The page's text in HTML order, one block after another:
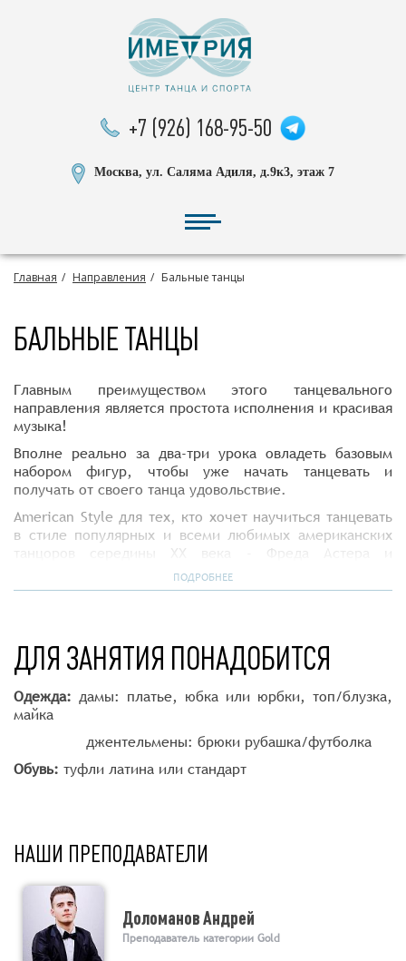
+7 (926) 168-95-50
Москва, ул. Саляма Адиля, д.9к3, этаж 7
Главная Направления Бальные танцы
БАЛЬНЫЕ ТАНЦЫ
Главным преимуществом этого танцевального
направления является простота исполнения и красивая
музыка!
Вполне реально за два-три урока овладеть базовым
набором фигур, чтобы уже начать танцевать и
получать от своего танца удовольствие.
American Style для тех, кто хочет научиться танцевать
в стиле популярных и всеми любимых американских
танцоров середины ХХ века - Фреда Астера и
Джинджер Роджерс для тех, кто не мыслит себя без
звуков фокстрота, вальса, свинга, танго и ча-ча-ча.
Кубков и Чемпионатов по American Smooth
(Американский смус) в категории «профессионалы».
⠀⠀
ПОДРОБНЕЕ
ДЛЯ ЗАНЯТИЯ ПОНАДОБИТСЯ
Одежда: дамы: платье, юбка или юрбки, топ/блузка,
майка
джентельмены: брюки рубашка/футболка
Обувь: туфли латина или стандарт
НАШИ ПРЕПОДАВАТЕЛИ
Доломанов Андрей
Преподаватель категории Gold